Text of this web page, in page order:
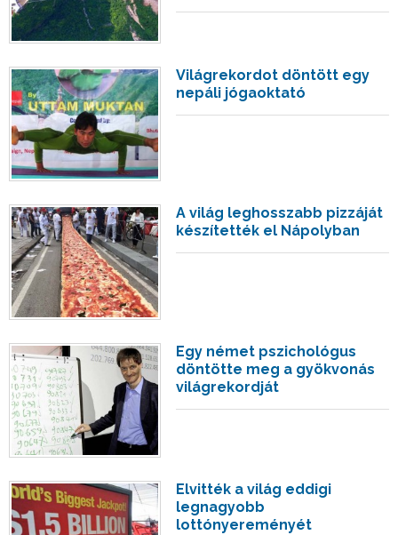
Világrekordot döntött egy
nepáli jógaoktató
A világ leghosszabb pizzáját
készítették el Nápolyban
Egy német pszichológus
döntötte meg a gyökvonás
világrekordját
Elvitték a világ eddigi
legnagyobb
lottónyereményét